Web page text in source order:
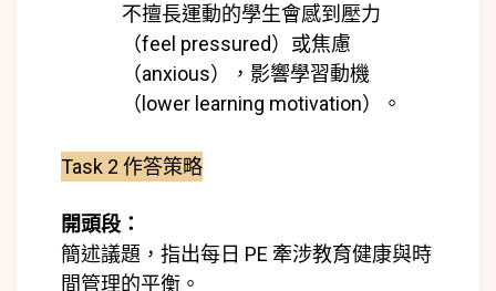
不擅長運動的學生會感到壓力
（feel pressured）或焦慮
（anxious），影響學習動機
（lower learning motivation）。
Task 2 作答策略
開頭段：
簡述議題，指出每日 PE 牽涉教育健康與時
間管理的平衡。